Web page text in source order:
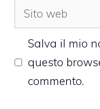
Sito
web
Salva il mio
questo
commento.